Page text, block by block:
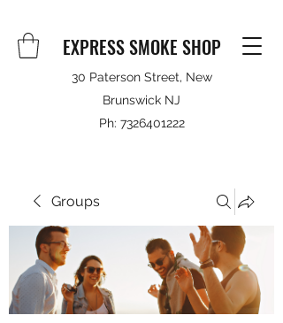
EXPRESS SMOKE SHOP
30 Paterson Street, New
Brunswick NJ
Ph: 7326401222
Groups